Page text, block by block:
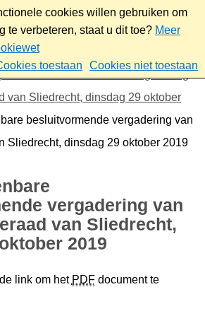
cookies willen gebruiken om
te verbeteren, staat u dit toe? Meer
toestaan
Cookies niet toestaan
besluitvormende vergadering
van Sliedrecht, dinsdag 29 oktober
besluitvormende vergadering van
Sliedrecht, dinsdag 29 oktober 2019
vergadering van
van Sliedrecht,
2019
link om het PDFdocument te